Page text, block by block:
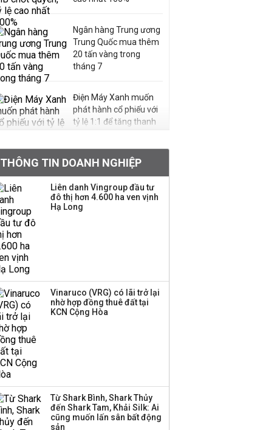
Ngân hàng Trung ương
Trung Quốc mua thêm
20 tấn vàng trong
tháng 7
Điện Máy Xanh muốn
phát hành cổ phiếu với
tỷ lệ 1:1 để tăng thanh
Sau nhịp điều chỉnh
mạnh, CTCK nhìn thấy
cơ hội ở nhóm cổ phiếu
nào?
hàng
TOP 10 ngân hàng lãi
Công ty 100 tỷ của
Huấn Hoa Hồng bỗng
dưng ‘biến mất’, một
THÔNG TIN DOANH NGHIỆP
Liên danh Vingroup đầu tư
đô thị hơn 4.600 ha ven vịnh
Hạ Long
Vinaruco (VRG) có lãi trở lại
nhờ hợp đồng thuê đất tại
KCN Cộng Hòa
Từ Shark Bình, Shark Thủy
đến Shark Tam, Khải Silk: Ai
cũng muốn lấn sân bất động
sản